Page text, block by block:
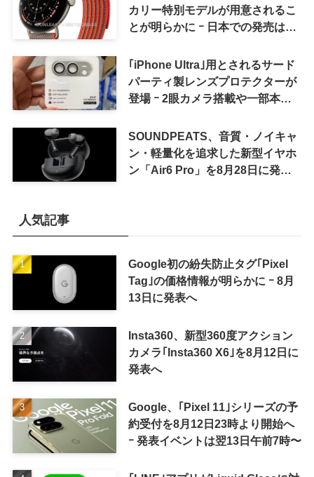
カリー特別モデルが用意されるこ
とが明らかに ｰ 日本での発売は期
｢iPhone Ultra｣用とされるサード
パーティ製レンズプロテクターが
登場 ｰ 2眼カメラ搭載や一部本体
SOUNDPEATS、音質・ノイキャ
ン・軽量化を追求した新型イヤホ
ン「Air6 Pro」を8月28日に発売
人気記事
Google初の紛失防止タグ｢Pixel
Tag｣の価格情報が明らかに ｰ 8月
13日に発表へ
Insta360、新型360度アクション
カメラ｢Insta360 X6｣を8月12日に
発表へ
Google、｢Pixel 11｣シリーズの予
約受付を8月12日23時より開始へ
ｰ 発表イベントは翌13日午前7時〜